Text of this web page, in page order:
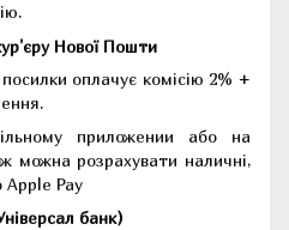
Нової Пошти
оплачує комісію 2% +
приложении або на
можна розрахувати наличні,
Apple Pay
банк)